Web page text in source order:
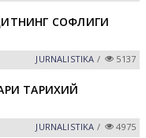
СОФЛИГИ
JURNALISTIKA / 5137
ТАРИХИЙ
JURNALISTIKA / 4975